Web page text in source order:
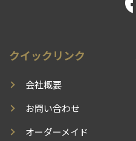
クイックリンク
会社概要
お問い合わせ
オーダーメイド